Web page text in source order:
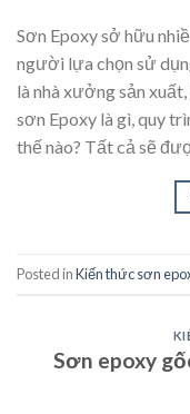
Sơn Epoxy sở hữu
người lựa chọn sử
là nhà xưởng sản
sơn Epoxy là gì, quy
thế nào? Tất cả sẽ
Posted inKiến thức sơn
Sơn epoxy